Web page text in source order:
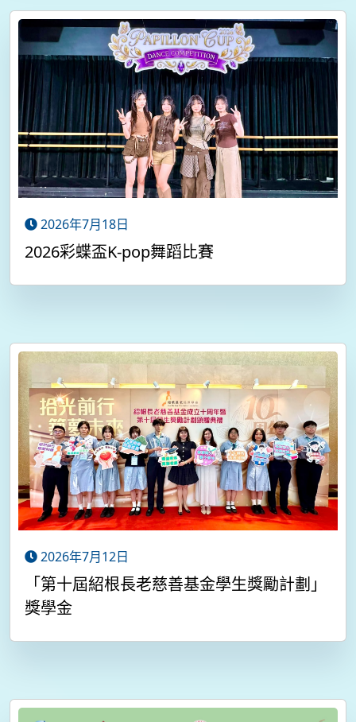
2026年7月18日
2026彩蝶盃K-pop舞蹈比賽
2026年7月12日
「第十屆紹根長老慈善基金學生獎勵計劃」
獎學金